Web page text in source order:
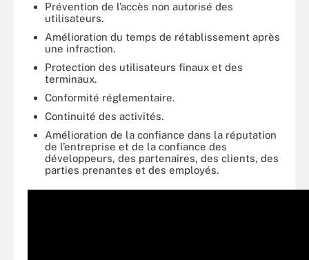
Prévention de l’accès non autorisé des
utilisateurs.
Amélioration du temps de rétablissement après
une infraction.
Protection des utilisateurs finaux et des
terminaux.
Conformité réglementaire.
Continuité des activités.
Amélioration de la confiance dans la réputation
de l’entreprise et de la confiance des
développeurs, des partenaires, des clients, des
parties prenantes et des employés.